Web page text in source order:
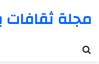
مجلة ثقافات